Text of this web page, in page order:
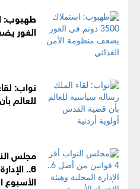
الغور
نواب:
للعالم
6..
الأسبوع